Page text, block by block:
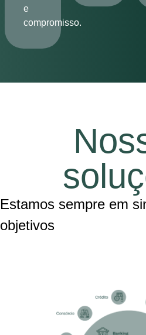
e
compromisso.
Estamos sempre em
objetivos